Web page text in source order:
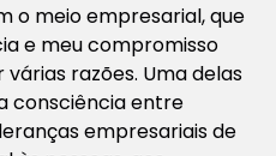
o meio empresarial, que
e meu compromisso
várias razões. Uma delas
consciência entre
empresariais de